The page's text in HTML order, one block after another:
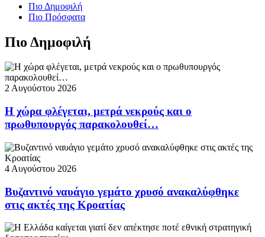
Πιο Δημοφιλή
Πιο Πρόσφατα
Πιο Δημοφιλή
2 Αυγούστου 2026
Η χώρα φλέγεται, μετρά νεκρούς και ο
πρωθυπουργός παρακολουθεί…
4 Αυγούστου 2026
Βυζαντινό ναυάγιο γεμάτο χρυσό ανακαλύφθηκε
στις ακτές της Κροατίας